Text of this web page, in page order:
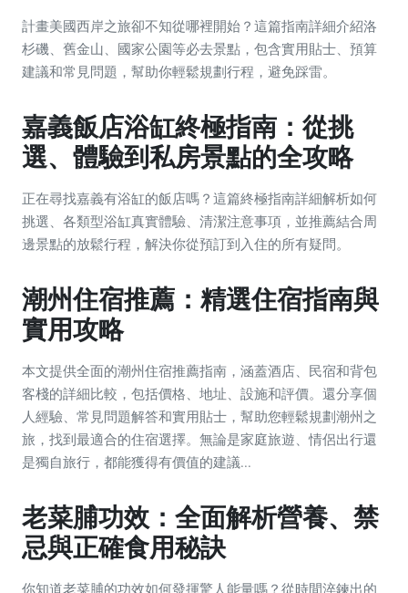
計畫美國西岸之旅卻不知從哪裡開始？這篇指南詳細介紹洛
杉磯、舊金山、國家公園等必去景點，包含實用貼士、預算
建議和常見問題，幫助你輕鬆規劃行程，避免踩雷。
嘉義飯店浴缸終極指南：從挑
選、體驗到私房景點的全攻略
正在尋找嘉義有浴缸的飯店嗎？這篇終極指南詳細解析如何
挑選、各類型浴缸真實體驗、清潔注意事項，並推薦結合周
邊景點的放鬆行程，解決你從預訂到入住的所有疑問。
潮州住宿推薦：精選住宿指南與
實用攻略
本文提供全面的潮州住宿推薦指南，涵蓋酒店、民宿和背包
客棧的詳細比較，包括價格、地址、設施和評價。還分享個
人經驗、常見問題解答和實用貼士，幫助您輕鬆規劃潮州之
旅，找到最適合的住宿選擇。無論是家庭旅遊、情侶出行還
是獨自旅行，都能獲得有價值的建議...
老菜脯功效：全面解析營養、禁
忌與正確食用秘訣
你知道老菜脯的功效如何發揮驚人能量嗎？從時間淬鍊出的